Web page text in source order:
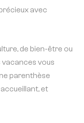
avec
de bien-être ou
vacances vous
parenthèse
et